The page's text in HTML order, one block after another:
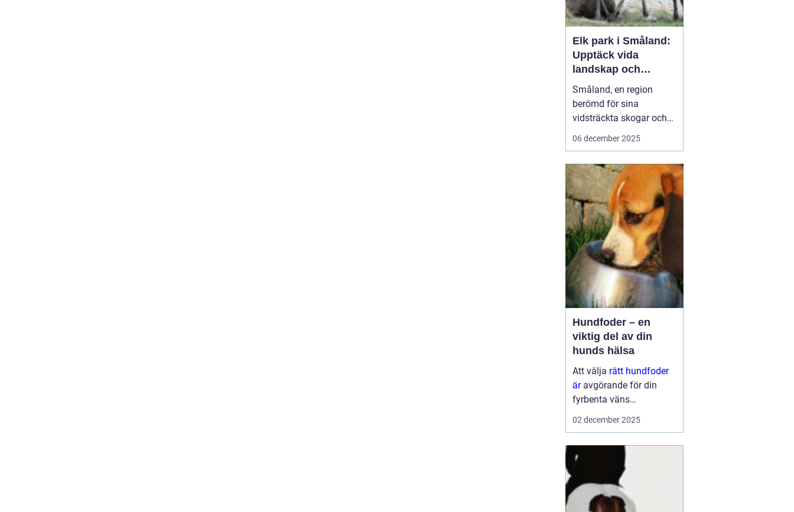
Elk park i Småland:
Upptäck vida
landskap och
majestätiska älgar
Småland, en region
berömd för sina
vidsträckta skogar och
glittrande sjöar, har mer
väntar en speciell
upplevelse för dem som
vill se älgar i...
06 december 2025
Hundfoder – en
viktig del av din
hunds hälsa
Att välja rätt hundfoder
äravgörande för din
fyrbenta väns
välmående. En
02 december 2025